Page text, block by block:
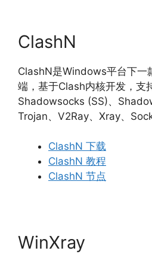
ClashN
ClashN是Windows平台下一
端，基于Clash内核开发，支
Shadowsocks (SS)、
Trojan、V2Ray、Xray、
ClashN 下载
ClashN 教程
ClashN 节点
WinXray